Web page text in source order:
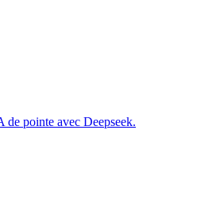
de pointe avec Deepseek.